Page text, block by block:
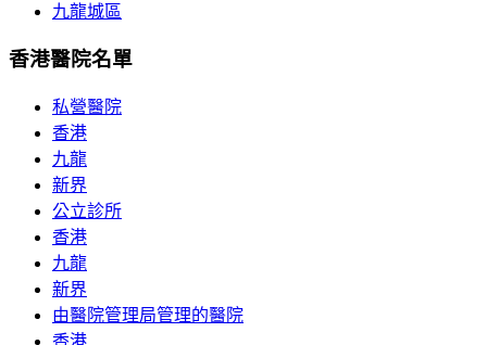
九龍城區
香港醫院名單
私營醫院
香港
九龍
新界
公立診所
香港
九龍
新界
由醫院管理局管理的醫院